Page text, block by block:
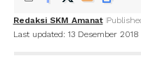
Last updated: 13 Desember 2018
Redaksi SKM Amanat